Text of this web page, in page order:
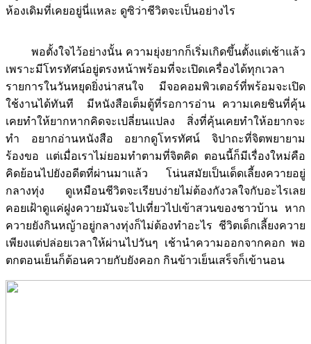
ห้องเดิมที่เคยอยู่นี่แหละ ดูซิว่าชีวิตจะเป็นอย่างไร
พอตั้งใจไว้อย่างนั้น ความยุ่งยากก็เริ่มเกิดขึ้นตั้งแต่เช้าแล้ว
เพราะมีโทรทัศน์อยู่ตรงหน้าพร้อมที่จะเปิดเครื่องได้ทุกเวลา
รายการในวันหยุดยิ่งน่าสนใจ มีจอคอมพิวเตอร์ที่พร้อมจะเปิด
ใช้งานได้ทันที มีหนังสือเต็มตู้ที่รอการอ่าน ความเคยชินที่คุ้น
เคยทำให้ยากหากคิดจะเปลี่ยนแปลง สิ่งที่คุ้นเคยทำให้อยากจะ
ทำ อยากอ่านหนังสือ อยากดูโทรทัศน์ จิปาถะที่จิตพยายาม
ร้องขอ แต่เมื่อเราไม่ยอมทำตามที่จิตคิด ตอนนี้ก็มีเรื่องใหม่คือ
คิดย้อนไปยังอดีตที่ผ่านมาแล้ว โน่นสมัยเป็นเด็ดเลี้ยงควายอยู่
กลางทุ่ง ดูเหมือนชีวิตจะเรียบง่ายไม่ต้องกังวลใจกับอะไรเลย
คอยเฝ้าดูแค่ฝูงควายมันจะไปเที่ยวไปเข้าสวนของชาวบ้าน หาก
ควายยังกินหญ้าอยู่กลางทุ่งก็ไม่ต้องทำอะไร ชีวิตเด็กเลี้ยงควาย
เพียงแต่ปล่อยเวลาให้ผ่านไปวันๆ เช้านำความออกจากคอก พอ
ตกตอนเย็นก็ต้อนควายกับยังคอก กินข้าวเย็นเสร็จก็เข้านอน